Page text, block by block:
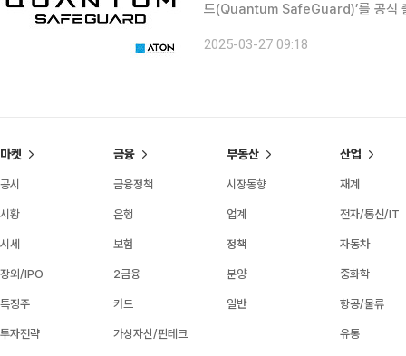
드(Quantum SafeGuard)’를 공식 출시한다고 27일 밝
술을 결합한 것이 특징이다. 이를 통
2025-03-27 09:18
마켓
공시
시황
시세
장외/IPO
특징주
투자전략
금융
금융정책
은행
보험
2금융
카드
가상자산/핀테크
부동산
시장동향
업계
정책
분양
일반
산업
재계
전자/통신/IT
자동차
중화학
항공/물류
유통